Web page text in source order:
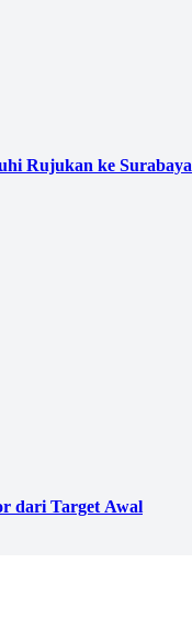
Rujukan ke Surabaya
dari Target Awal